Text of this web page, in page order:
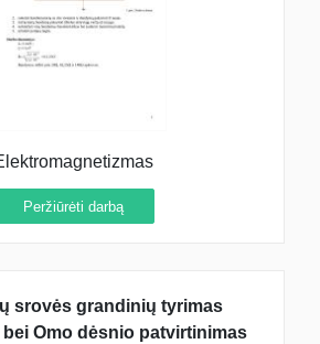
Peržiūrėti darbą
srovės grandinių tyrimas
Omo dėsnio patvirtinimas